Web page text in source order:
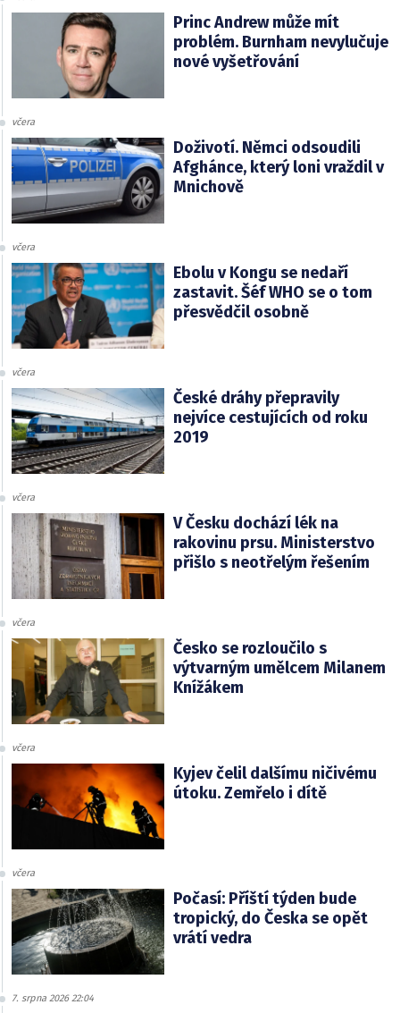
Princ Andrew může mít
problém. Burnham nevylučuje
nové vyšetřování
včera
Doživotí. Němci odsoudili
Afghánce, který loni vraždil v
Mnichově
včera
Ebolu v Kongu se nedaří
zastavit. Šéf WHO se o tom
přesvědčil osobně
včera
České dráhy přepravily
nejvíce cestujících od roku
2019
včera
V Česku dochází lék na
rakovinu prsu. Ministerstvo
přišlo s neotřelým řešením
včera
Česko se rozloučilo s
výtvarným umělcem Milanem
Knížákem
včera
Kyjev čelil dalšímu ničivému
útoku. Zemřelo i dítě
včera
Počasí: Příští týden bude
tropický, do Česka se opět
vrátí vedra
7. srpna 2026 22:04